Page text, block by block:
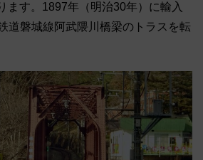
ます。1897年（明治30年）に輸入
道磐城線阿武隈川橋梁のトラスを転